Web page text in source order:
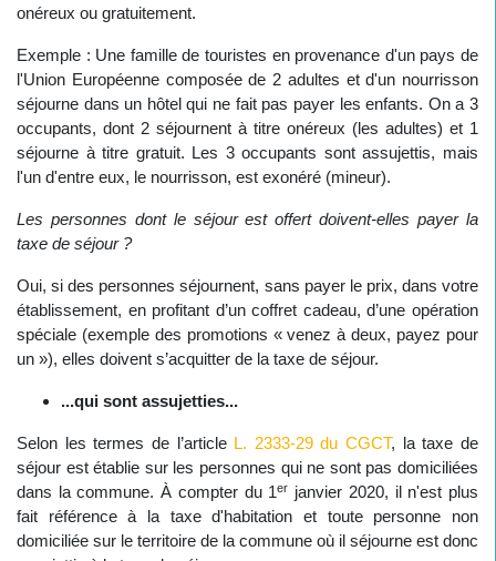
onéreux ou gratuitement.
Exemple : Une famille de touristes en provenance d'un pays de
l'Union Européenne composée de 2 adultes et d'un nourrisson
séjourne dans un hôtel qui ne fait pas payer les enfants. On a 3
occupants, dont 2 séjournent à titre onéreux (les adultes) et 1
séjourne à titre gratuit. Les 3 occupants sont assujettis, mais
l'un d'entre eux, le nourrisson, est exonéré (mineur).
Les personnes dont le séjour est offert doivent-elles payer la
taxe de séjour ?
Oui, si des personnes séjournent, sans payer le prix, dans votre
établissement, en profitant d’un coffret cadeau, d’une opération
spéciale (exemple des promotions « venez à deux, payez pour
un »), elles doivent s’acquitter de la taxe de séjour.
...qui sont assujetties...
Selon les termes de l’article L. 2333-29 du CGCT, la taxe de
séjour est établie sur les personnes qui ne sont pas domiciliées
dans la commune. À compter du 1er janvier 2020, il n'est plus
fait référence à la taxe d'habitation et toute personne non
domiciliée sur le territoire de la commune où il séjourne est donc